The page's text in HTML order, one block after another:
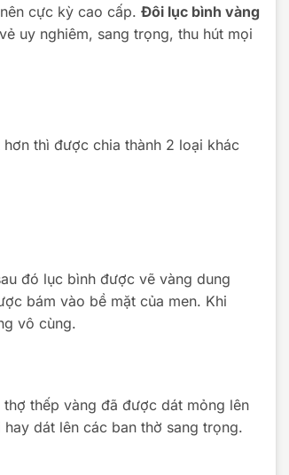
cực kỳ cao cấp. Đôi lục bình vàng
uy nghiêm, sang trọng, thu hút mọi
thì được chia thành 2 loại khác
đó lục bình được vẽ vàng dung
bám vào bề mặt của men. Khi
vô cùng.
thếp vàng đã được dát mỏng lên
dát lên các ban thờ sang trọng.